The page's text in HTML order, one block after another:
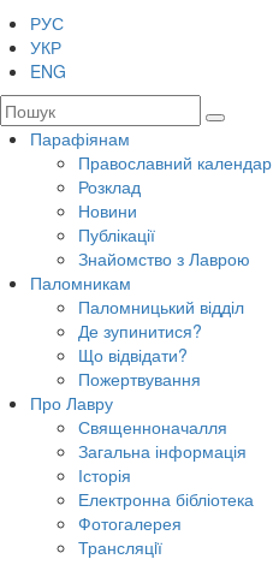
РУС
УКР
ENG
Парафіянам
Православний календар
Розклад
Новини
Публікації
Знайомство з Лаврою
Паломникам
Паломницький відділ
Де зупинитися?
Що відвідати?
Пожертвування
Про Лавру
Священноначалля
Загальна інформація
Історія
Електронна бібліотека
Фотогалерея
Трансляцiї